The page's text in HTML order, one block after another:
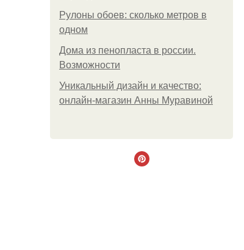
Рулоны обоев: сколько метров в
одном
Дома из пенопласта в россии.
Возможности
Уникальный дизайн и качество:
онлайн-магазин Анны Муравиной